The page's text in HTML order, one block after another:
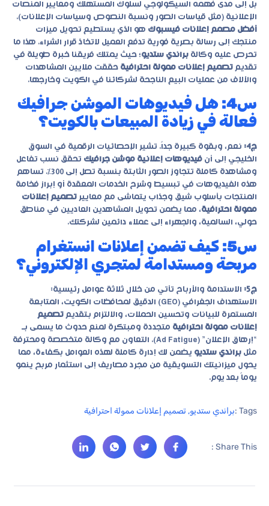
بل إلى مدى فهمه السيكولوجي لسلوك المستهلك ومعايير المنصات
الإعلانية (مثل قياسات الصور ونسبة النصوص وسياسات الإعلانات).
أفضل مصمم إعلانات فيسبوك هو الذي يستطيع تحويل ميزات
منتجك إلى رسالة بصرية فورية تدفع العميل لاتخاذ قرار الشراء. هذا ما
تحرص عليه وكالة براندي ستديو؛ حيث يمتلك فريقنا خبرة طويلة في
تقديم تصميم إعلانات ممولة احترافية حققت ملايين المشاهدات
والآلاف من عمليات البيع الناجحة لشركائنا في الكويت وخارجها.
س4: هل فيديوهات الموشن جرافيك
فعالة في زيادة المبيعات بالكويت؟
ج4:
نعم، وبقوة كبيرة جداً. تشير الإحصائيات الرقمية في السوق
الخليجي إلى أن فيديوهات إعلانية موشن جرافيك تحقق نسب تفاعل
ومشاهدة كاملة تتجاوز الصور الثابتة بنسبة تصل إلى 300%. تساهم
هذه الفيديوهات في تبسيط وشرح الخدمات المعقدة أو إبراز فخامة
المنتجات بأسلوب شيق وجذاب يتماشى مع معايير تصميم إعلانات
ممولة احترافية، مما يضمن تحويل المشاهدين العاديين في مناطق
حولي، السالمية، والجهراء إلى عملاء دائمين لشركتك.
س5: كيف تضمن إعلانات انستغرام
مربحة ومستدامة لمتجري الإلكتروني؟
ج5:
الاستدامة والأرباح تأتي من خلال ثلاثة عوامل رئيسية:
الاستهداف الجغرافي (GEO) الدقيق لمحافظات الكويت، المتابعة
المستمرة للبيانات وتحسين الحملات، والالتزام بتقديم تصميم
إعلانات ممولة احترافية متجددة ومبتكرة لمنع حدوث ما يسمى بـ
“إرهاق الإعلان” (Ad Fatigue). التعاون مع وكالة متخصصة ومحترفة
مثل براندي ستديو يضمن لك إدارة كاملة لهذه العوامل بكفاءة، مما
يحول ميزانيتك التسويقية من مجرد مصاريف إلى استثمار مربح ينمو
يوماً بعد يوم.
Tags : براندي ستديو, تصميم إعلانات ممولة احترافية
Share This :